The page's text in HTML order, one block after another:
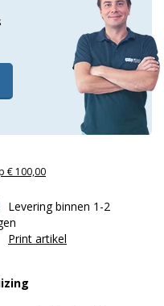
€ 100,00
Levering binnen 1-2
Print artikel